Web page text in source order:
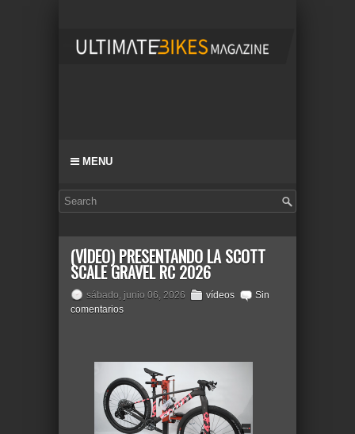
MENU
(VÍDEO) PRESENTANDO LA SCOTT
SCALE GRAVEL RC 2026
sábado, junio 06, 2026 vídeos
Sin
comentarios